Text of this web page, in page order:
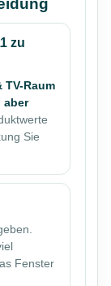
zu
TV-Raum
aber
Sie
Fenster